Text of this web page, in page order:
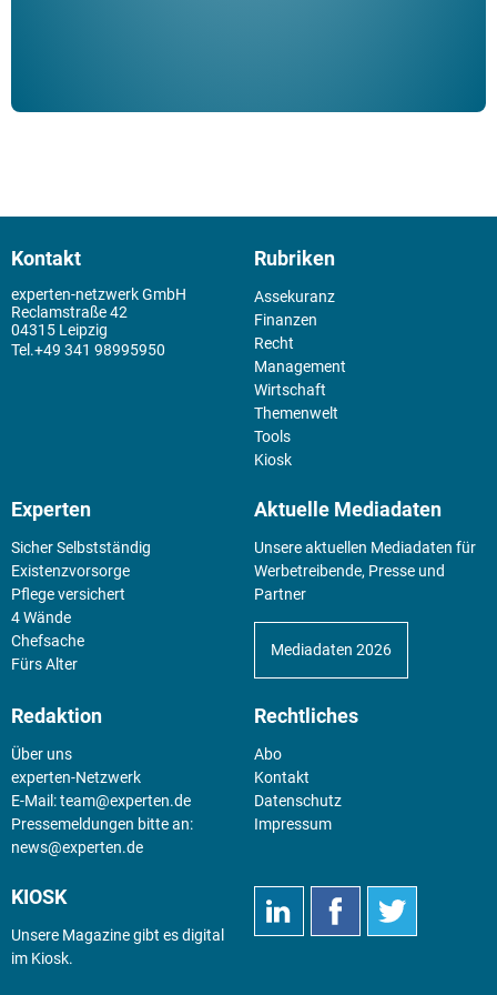
Kontakt
experten-netzwerk GmbH
Reclamstraße 42
04315 Leipzig
+49 341 98995950
Rubriken
Assekuranz
Finanzen
Recht
Management
Wirtschaft
Themenwelt
Tools
Kiosk
Experten
Sicher Selbstständig
Existenz­vorsorge
Pflege versichert
4 Wände
Chefsache
Fürs Alter
Aktuelle Mediadaten
Unsere aktuellen Mediadaten für
Werbetreibende, Presse und
Partner
Mediadaten 2026
Redaktion
Über uns
experten-Netzwerk
E-Mail:team@experten.de
Pressemeldungen bitte an:
news@experten.de
Rechtliches
Abo
Kontakt
Datenschutz
Impressum
KIOSK
Unsere Magazine gibt es digital
im Kiosk.